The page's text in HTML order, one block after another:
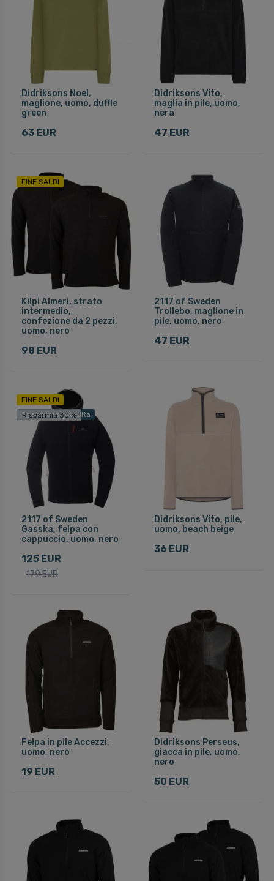
Didriksons Noel,
maglione, uomo, duffle
green
63 EUR
Didriksons Vito,
maglia in pile, uomo,
nera
47 EUR
FINE SALDI
Kilpi Almeri, strato
intermedio,
confezione da 2 pezzi,
uomo, nero
98 EUR
2117 of Sweden
Trollebo, maglione in
pile, uomo, nero
47 EUR
FINE SALDI
Spedizione gratuita
Risparmia 30 %
2117 of Sweden
Gasska, felpa con
cappuccio, uomo, nero
125 EUR
179 EUR
Didriksons Vito, pile,
uomo, beach beige
36 EUR
Felpa in pile Accezzi,
uomo, nero
19 EUR
Didriksons Perseus,
giacca in pile, uomo,
nero
50 EUR